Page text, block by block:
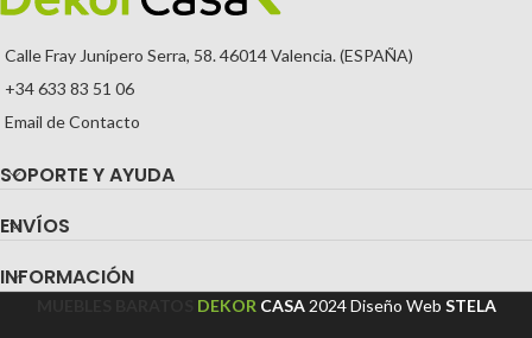
REGULABLES EN ALTURA)
Calle Fray Junípero Serra, 58. 46014 Valencia. (ESPAÑA)
+34 633 83 51 06
Email de Contacto
SOPORTE Y AYUDA
ENVÍOS
INFORMACIÓN
DEKOR CASA 2024Diseño Web STELA